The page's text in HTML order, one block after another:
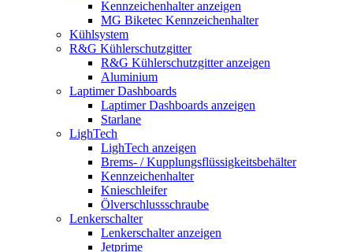
Kennzeichenhalter anzeigen
MG Biketec Kennzeichenhalter
Kühlsystem
R&G Kühlerschutzgitter
R&G Kühlerschutzgitter anzeigen
Aluminium
Laptimer Dashboards
Laptimer Dashboards anzeigen
Starlane
LighTech
LighTech anzeigen
Brems- / Kupplungsflüssigkeitsbehälter
Kennzeichenhalter
Knieschleifer
Ölverschlussschraube
Lenkerschalter
Lenkerschalter anzeigen
Jetprime